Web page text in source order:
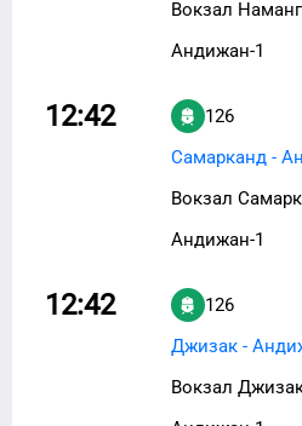
Вокзал
Андижан-1
12:42
126
Самарканд -
Вокзал
Андижан-1
12:42
126
Джизак -
Вокзал